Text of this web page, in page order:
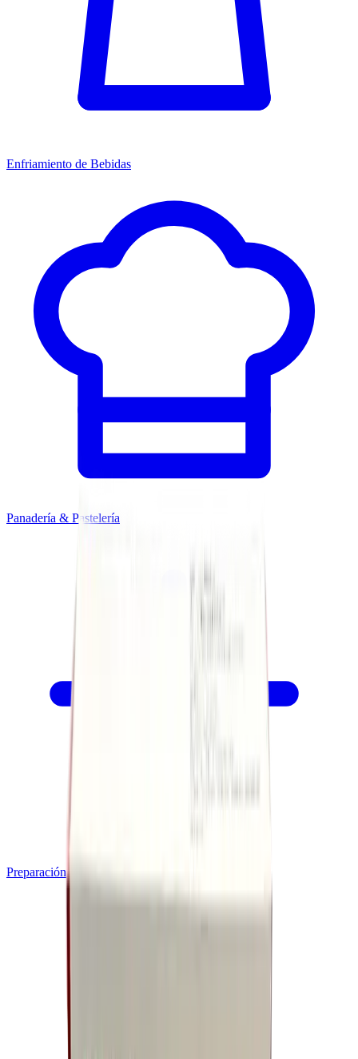
Enfriamiento de Bebidas
Panadería & Pastelería
Preparación de Alimentos